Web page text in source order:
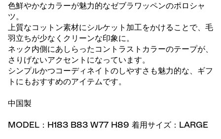
色鮮やかなカラーが魅力的なゼブラワッペンのポロシャ
ツ。
上質なコットン素材にシルケット加工をかけることで、毛
羽立ちが少なくクリーンな印象に。
ネック内側にあしらったコントラストカラーのテープが、
さりげないアクセントになっています。
シンプルかつコーディネイトのしやすさも魅力的な、ギフ
トにもおすすめのアイテムです。
中国製
MODEL：H183 B83 W77 H89 着用サイズ：LARGE